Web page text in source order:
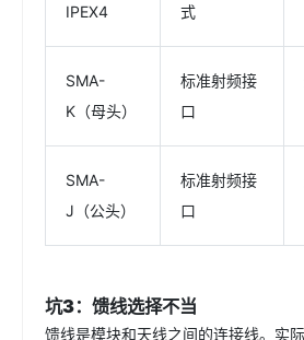
IPEX4
式
SMA-
K（母头）
标准射频接
口
SMA-
J（公头）
标准射频接
口
坑3：馈线选择不当
馈线是模块和天线之间的连接线。实